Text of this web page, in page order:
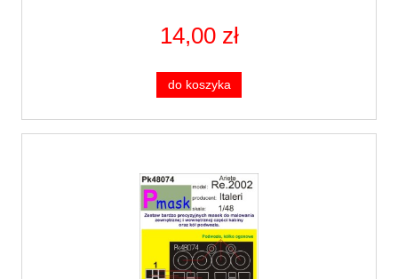
14,00 zł
do koszyka